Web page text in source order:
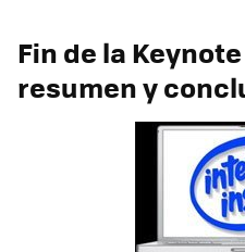
Fin de la
resumen y